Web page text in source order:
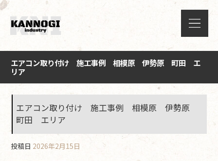
エアコン取り付け 施工事例 相模原 伊勢原 町田 エ
リア
エアコン取り付け 施工事例 相模原 伊勢原
町田 エリア
投稿日 2026年2月15日